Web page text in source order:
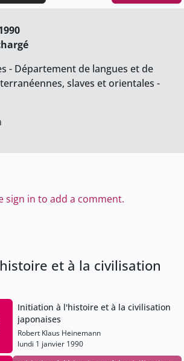
- Département de langues et de
slaves et orientales -
sign in to add a comment.
et à la civilisation
Initiation à l'histoire et à la civilisation
japonaises
Robert Klaus Heinemann
lundi 1 janvier 1990